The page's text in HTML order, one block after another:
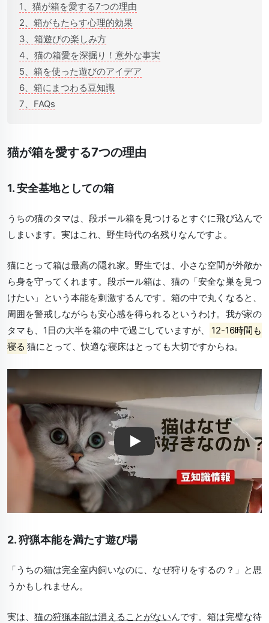
1、猫が箱を愛する7つの理由
2、箱がもたらす心理的効果
3、箱遊びの楽しみ方
4、猫の箱愛を深掘り！意外な事実
5、箱を使った遊びのアイデア
6、箱にまつわる豆知識
7、FAQs
猫が箱を愛する7つの理由
1. 安全基地としての箱
うちの猫のタマは、段ボール箱を見つけるとすぐに飛び込んで
しまいます。実はこれ、野生時代の名残りなんですよ。
猫にとって箱は最高の隠れ家。野生では、小さな空間が外敵か
ら身を守ってくれます。段ボール箱は、猫の「安全な巣を見つ
けたい」という本能を刺激するんです。箱の中で丸くなると、
周囲を警戒しながらも安心感を得られるというわけ。我が家の
タマも、1日の大半を箱の中で過ごしていますが、
12-16時間も
寝る 猫にとって、快適な寝床はとっても大切ですからね。
2. 狩猟本能を満たす遊び場
「うちの猫は完全室内飼いなのに、なぜ狩りをするの？」と思
うかもしれません。
実は、猫の狩猟本能は消えることがないんです。箱は完璧な待